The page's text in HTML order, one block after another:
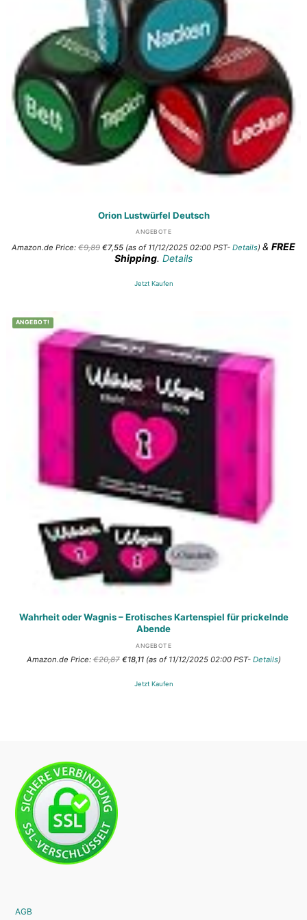
Orion Lustwürfel Deutsch
ANGEBOTE
Amazon.de Price: €9,89 Ursprünglicher
Preis
war:
€7,55Aktueller
Preis
ist:
(as of 11/12/2025 02:00 PST- Details) & FREE
Shipping. Details
Jetzt Kaufen
ANGEBOT!
Wahrheit oder Wagnis – Erotisches Kartenspiel für prickelnde
Abende
ANGEBOTE
Amazon.de Price:€20,87 Ursprünglicher
€20,87
€18,11Aktueller
€18,11.
(as of 11/12/2025 02:00 PST- Details)
Jetzt Kaufen
AGB